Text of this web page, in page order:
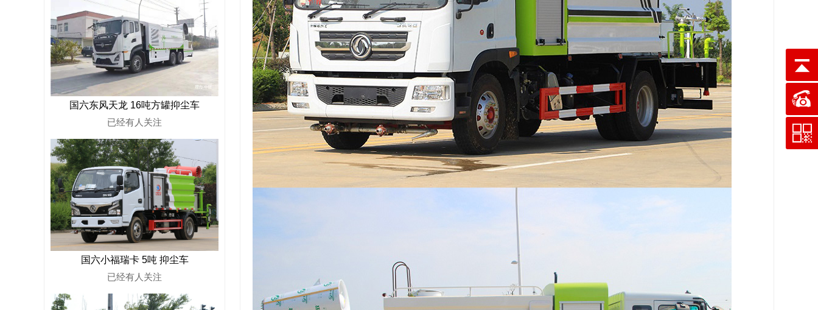
国六东风天龙 16吨方罐抑尘车
已经有人关注
国六小福瑞卡 5吨 抑尘车
已经有人关注